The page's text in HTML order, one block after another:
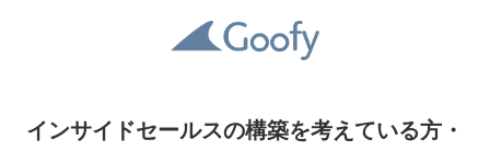
インサイドセールスの構築を考えている方・